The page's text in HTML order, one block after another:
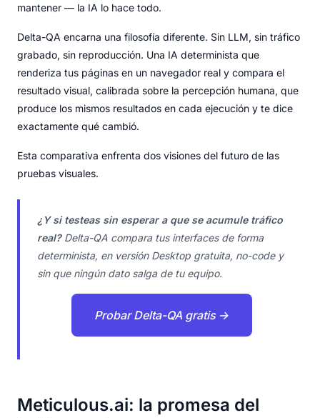
mantener — la IA lo hace todo.
Delta-QA encarna una filosofía diferente. Sin LLM, sin tráfico
grabado, sin reproducción. Una IA determinista que
renderiza tus páginas en un navegador real y compara el
resultado visual, calibrada sobre la percepción humana, que
produce los mismos resultados en cada ejecución y te dice
exactamente qué cambió.
Esta comparativa enfrenta dos visiones del futuro de las
pruebas visuales.
¿Y si testeas sin esperar a que se acumule tráfico
real?Delta-QA compara tus interfaces de forma
determinista, en versión Desktop gratuita, no-code y
sin que ningún dato salga de tu equipo.
Probar Delta-QA gratis →
Meticulous.ai: la promesa del